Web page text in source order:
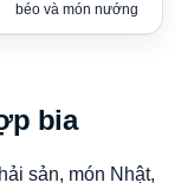
béo và món nướng
bia
sản, món Nhật,